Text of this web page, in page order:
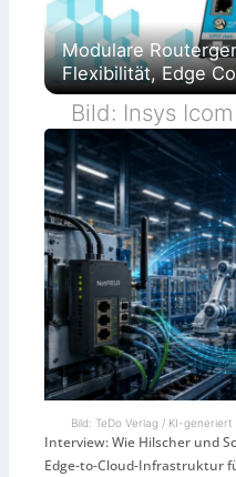
Modulare
Flexibilität, Edge
Bild: Insys
Bild: TeDo Verlag / KI-generiert
Interview: Wie Hilscher und
Edge-to-Cloud-Infrastruktur